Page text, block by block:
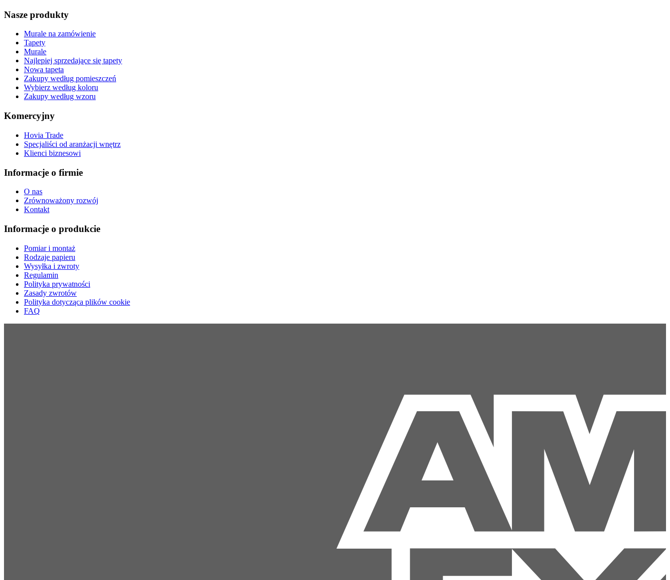
Nasze produkty
Murale na zamówienie
Tapety
Murale
Najlepiej sprzedające się tapety
Nowa tapeta
Zakupy według pomieszczeń
Wybierz według koloru
Zakupy według wzoru
Komercyjny
Hovia Trade
Specjaliści od aranżacji wnętrz
Klienci biznesowi
Informacje o firmie
O nas
Zrównoważony rozwój
Kontakt
Informacje o produkcie
Pomiar i montaż
Rodzaje papieru
Wysyłka i zwroty
Regulamin
Polityka prywatności
Zasady zwrotów
Polityka dotycząca plików cookie
FAQ